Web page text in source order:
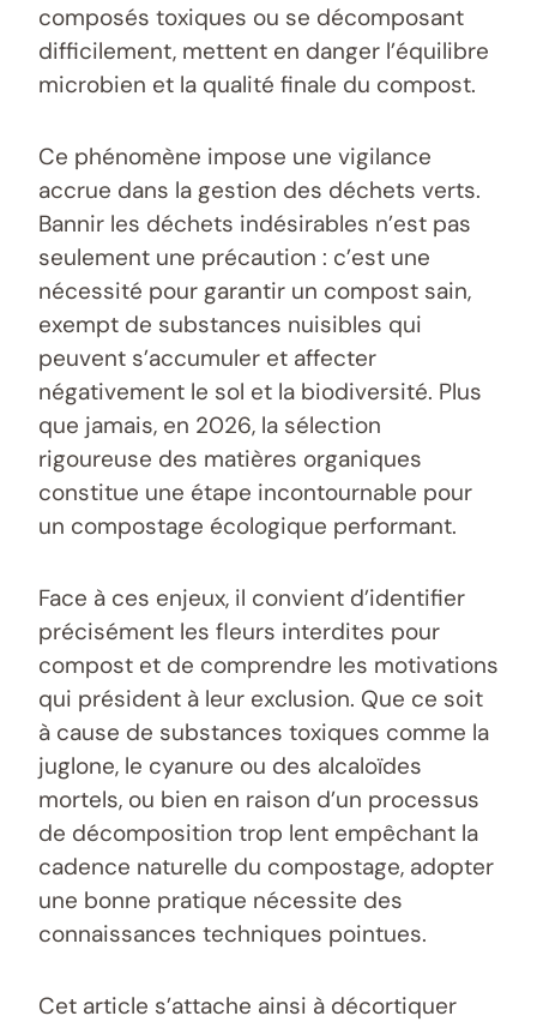
composés toxiques ou se décomposant
difficilement, mettent en danger l’équilibre
microbien et la qualité finale du compost.
Ce phénomène impose une vigilance
accrue dans la gestion des déchets verts.
Bannir les déchets indésirables n’est pas
seulement une précaution : c’est une
nécessité pour garantir un compost sain,
exempt de substances nuisibles qui
peuvent s’accumuler et affecter
négativement le sol et la biodiversité. Plus
que jamais, en 2026, la sélection
rigoureuse des matières organiques
constitue une étape incontournable pour
un compostage écologique performant.
Face à ces enjeux, il convient d’identifier
précisément les fleurs interdites pour
compost et de comprendre les motivations
qui président à leur exclusion. Que ce soit
à cause de substances toxiques comme la
juglone, le cyanure ou des alcaloïdes
mortels, ou bien en raison d’un processus
de décomposition trop lent empêchant la
cadence naturelle du compostage, adopter
une bonne pratique nécessite des
connaissances techniques pointues.
Cet article s’attache ainsi à décortiquer